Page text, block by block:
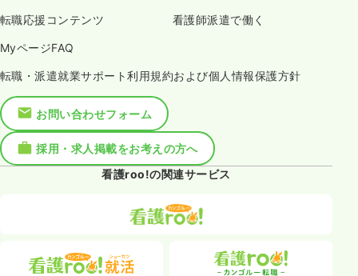
転職応援コンテンツ 看護師派遣で働く
MyページFAQ
転職・派遣就業サポート利用規約および個人情報保護方針
お問い合わせフォーム
採用・求人掲載をお考えの方へ
看護roo!の関連サービス